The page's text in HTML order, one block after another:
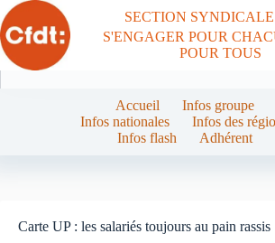
Passer
au
contenu
SECTION SYNDICALE
S'ENGAGER POUR
POUR TOUS
Accueil
Infos groupe
Infos nationales
Infos des
Infos flash
Adhérent
Carte UP : les salariés toujours au pain rassis